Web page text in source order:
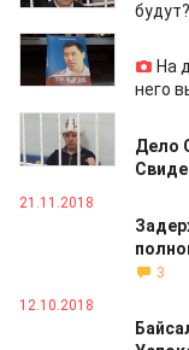
будут?
06.12.2018
На
него
26.11.2018
Дело
21.11.2018
3
12.10.2018